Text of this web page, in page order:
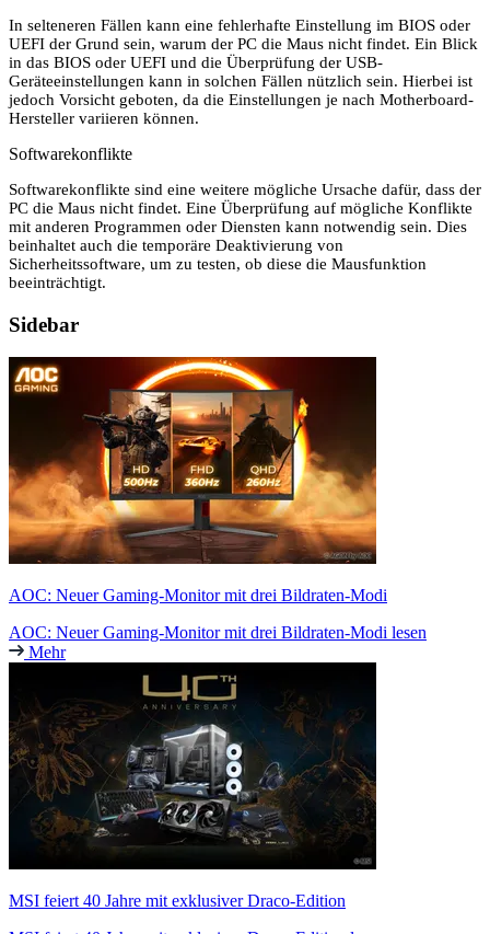
In selteneren Fällen kann eine fehlerhafte Einstellung im BIOS oder
UEFI der Grund sein, warum der PC die Maus nicht findet. Ein Blick
in das BIOS oder UEFI und die Überprüfung der USB-
Geräteeinstellungen kann in solchen Fällen nützlich sein. Hierbei ist
jedoch Vorsicht geboten, da die Einstellungen je nach Motherboard-
Hersteller variieren können.
Softwarekonflikte
Softwarekonflikte sind eine weitere mögliche Ursache dafür, dass der
PC die Maus nicht findet. Eine Überprüfung auf mögliche Konflikte
mit anderen Programmen oder Diensten kann notwendig sein. Dies
beinhaltet auch die temporäre Deaktivierung von
Sicherheitssoftware, um zu testen, ob diese die Mausfunktion
beeinträchtigt.
Sidebar
AOC: Neuer Gaming-Monitor mit drei Bildraten-Modi
AOC: Neuer Gaming-Monitor mit drei Bildraten-Modi lesen
Mehr
MSI feiert 40 Jahre mit exklusiver Draco-Edition